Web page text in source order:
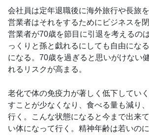
会社員は定年退職後に海外旅行や長旅
営業者はそれをするためにビジネスを
営業者が70歳を節目に引退を考えるの
っくりと孫と戯れるにしても自由にな
になる。70歳を過ぎると思いがけない
れるリスクが高まる。
老化で体の免疫力が著しく低下してい
すことが少なくなり、食べる量も減り
行く。こんな状態になると今まで出来
い体になって行く。精神年齢は若いの